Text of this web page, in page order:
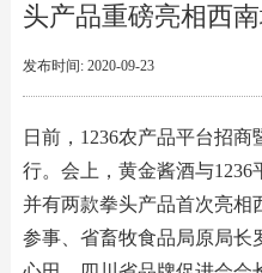
头产品重磅亮相西
发布时间: 2020-09-23
日前，1236农产品平台招
行。会上，黄金酱酒与1236
并有两款拳头产品首次亮相
参事、省畜牧食品局原局长